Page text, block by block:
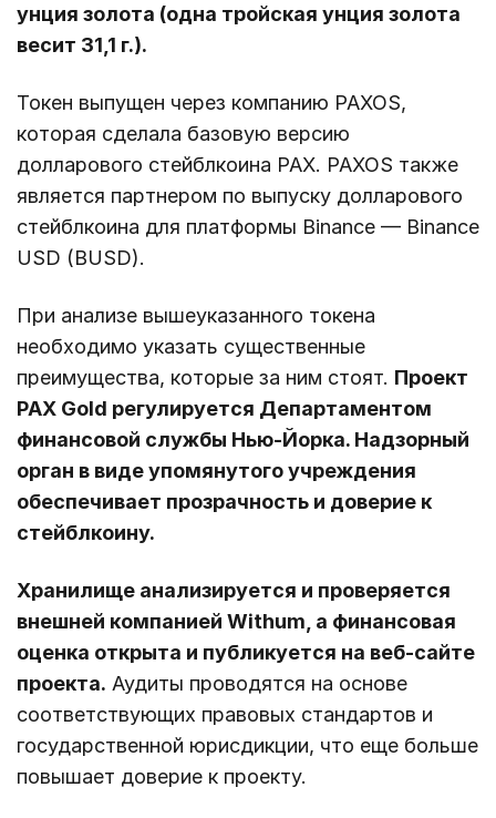
унция золота (одна тройская унция золота
весит 31,1 г.).
Токен выпущен через компанию PAXOS,
которая сделала базовую версию
долларового стейблкоина PAX. PAXOS также
является партнером по выпуску долларового
стейблкоина для платформы Binance — Binance
USD (BUSD).
При анализе вышеуказанного токена
необходимо указать существенные
преимущества, которые за ним стоят. Проект
PAX Gold регулируется Департаментом
финансовой службы Нью-Йорка. Надзорный
орган в виде упомянутого учреждения
обеспечивает прозрачность и доверие к
стейблкоину.
Хранилище анализируется и проверяется
внешней компанией Withum, а финансовая
оценка открыта и публикуется на веб-сайте
проекта. Аудиты проводятся на основе
соответствующих правовых стандартов и
государственной юрисдикции, что еще больше
повышает доверие к проекту.